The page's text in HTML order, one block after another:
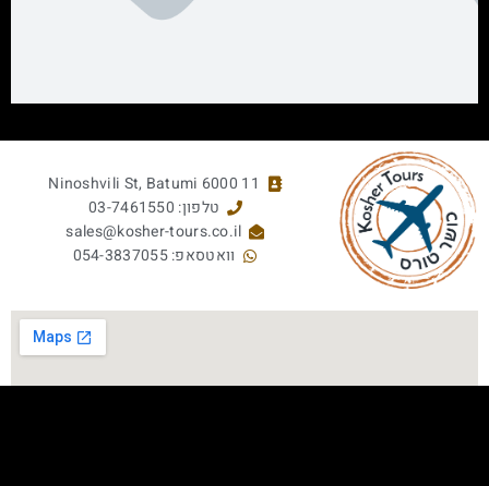
11 Ninoshvili St, Batumi 6000
טלפון: 03-7461550
sales@kosher-tours.co.il
וואטסאפ: 054-3837055